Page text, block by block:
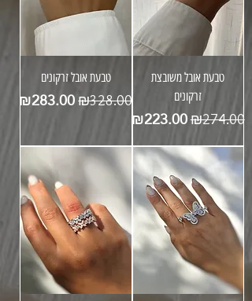
טבעת אובל משובצת
זרקונים
מחיר רגיל
₪274.00מחיר מבצע
₪223.00
טבעת אובל זרקונים
מחיר רגיל
₪328.00מחיר מבצע
₪283.00